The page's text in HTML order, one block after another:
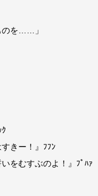
のを……」
きー！』ﾌﾌﾝ
をむすぶのよ！』ﾌﾟﾊｧ